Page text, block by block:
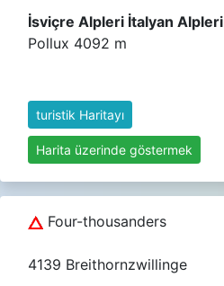
İsviçre Alpleri İtalyan Alpleri
Pollux 4092 m
turistik Haritayı
Harita üzerinde göstermek
Four-thousanders
4139 Breithornzwillinge